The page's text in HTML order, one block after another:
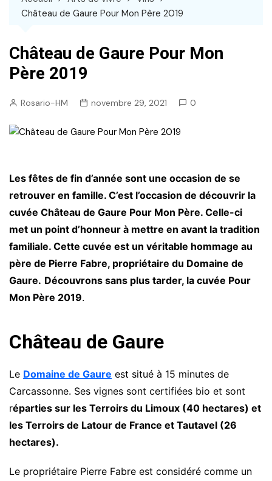
Château de Gaure Pour Mon Père 2019
Château de Gaure Pour Mon
Père 2019
Rosario-HM novembre 29, 2021 0
Les fêtes de fin d’année sont une occasion de se
retrouver en famille. C’est l’occasion de découvrir la
cuvée Château de Gaure Pour Mon Père. Celle-ci
met un point d’honneur à mettre en avant la tradition
familiale. Cette cuvée est un véritable hommage au
père de Pierre Fabre, propriétaire du Domaine de
Gaure. Découvrons sans plus tarder, la cuvée Pour
Mon Père 2019.
Château de Gaure
Le Domaine de Gaure est situé à 15 minutes de
Carcassonne. Ses vignes sont certifiées bio et sont
réparties sur les Terroirs du Limoux (40 hectares) et
les Terroirs de Latour de France et Tautavel (26
hectares).
Le propriétaire Pierre Fabre est considéré comme un